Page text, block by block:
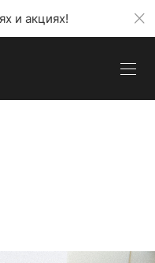
В моем